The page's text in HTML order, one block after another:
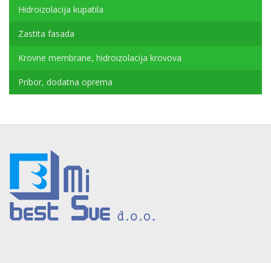
Hidroizolacija kupatila
Zastita fasada
Krovne membrane, hidroizolacija krovova
Pribor, dodatna oprema